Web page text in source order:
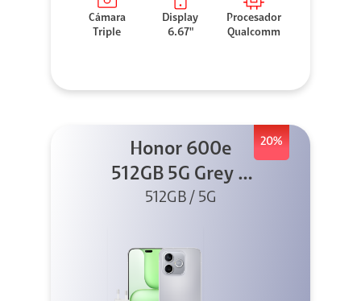
Cámara
Triple
Display
6.67"
Procesador
Qualcomm
20%
Honor 600e
512GB 5G Grey +
45W
512GB / 5G